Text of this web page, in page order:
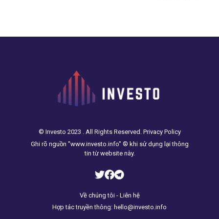
Huawei Technologies vào
danh sách đen về xuất
© Investo 2023 . All Rights Reserved. Privacy Policy
Ghi rõ nguồn "www.investo.info" ® khi sử dụng lại thông
tin từ website này.
Về chúng tôi - Liên hệ
Hợp tác truyền thông: hello@investo.info